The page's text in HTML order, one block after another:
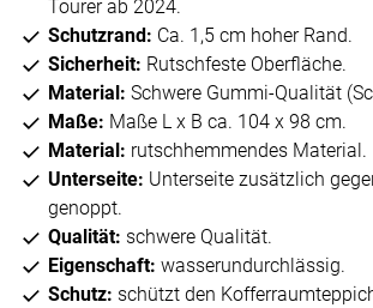
Tourer ab 2024.
Schutzrand: Ca. 1,5 cm hoher Rand.
Sicherheit: Rutschfeste Oberfläche.
Material: Schwere Gummi-Qualität
Maße: Maße L x B ca. 104 x 98 cm.
Material: rutschhemmendes Material.
Unterseite: Unterseite zusätzlich
genoppt.
Qualität: schwere Qualität.
Eigenschaft: wasserundurchlässig.
Schutz: schützt den